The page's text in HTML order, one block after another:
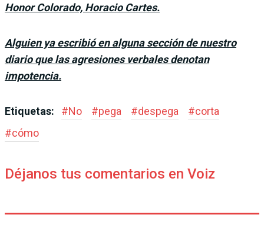
Honor Colorado, Horacio Cartes.
Alguien ya escribió en alguna sección de nuestro
diario que las agresiones verbales denotan
impotencia.
Etiquetas: #No #pega #despega #corta
#cómo
Déjanos tus comentarios en Voiz